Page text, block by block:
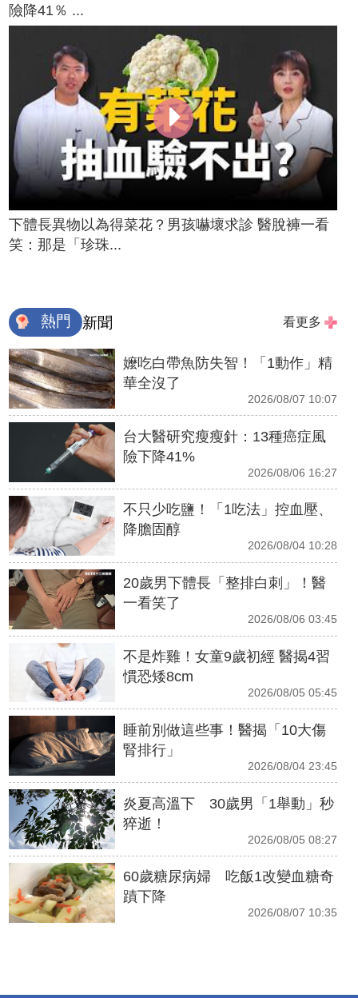
險降41％ ...
下體長異物以為得菜花？男孩嚇壞求診 醫脫褲一看
笑：那是「珍珠...
熱門 新聞 看更多
嬤吃白帶魚防失智！「1動作」精
華全沒了
2026/08/07 10:07
台大醫研究瘦瘦針：13種癌症風
險下降41%
2026/08/06 16:27
不只少吃鹽！「1吃法」控血壓、
降膽固醇
2026/08/04 10:28
20歲男下體長「整排白刺」！醫
一看笑了
2026/08/06 03:45
不是炸雞！女童9歲初經 醫揭4習
慣恐矮8cm
2026/08/05 05:45
睡前別做這些事！醫揭「10大傷
腎排行」
2026/08/04 23:45
炎夏高溫下 30歲男「1舉動」秒
猝逝！
2026/08/05 08:27
60歲糖尿病婦 吃飯1改變血糖奇
蹟下降
2026/08/07 10:35